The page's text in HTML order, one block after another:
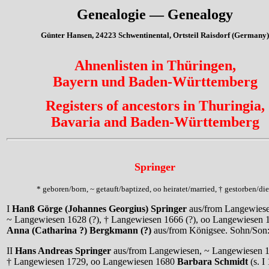
Genealogie — Genealogy
Günter Hansen, 24223 Schwentinental, Ortsteil Raisdorf (Germany)
Ahnenlisten in Thüringen,
Bayern und Baden-Württemberg
Registers of ancestors in Thuringia,
Bavaria and Baden-Württemberg
Springer
* geboren/born, ~ getauft/baptized, oo heiratet/married, † gestorben/
I Hanß Görge (Johannes Georgius) Springer aus/from
~ Langewiesen 1628 (?), † Langewiesen 1666 (?), oo Langewiesen
Anna (Catharina ?) Bergkmann (?) aus/from Königsee. Sohn/Son:
II Hans Andreas Springer aus/from Langewiesen, ~ Langewiesen
† Langewiesen 1729, oo Langewiesen 1680 Barbara Schmidt (s. I